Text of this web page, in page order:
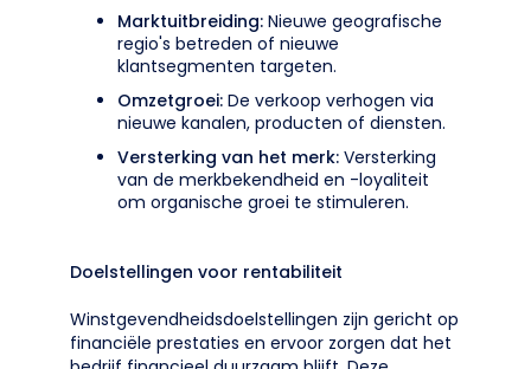
Marktuitbreiding: Nieuwe geografische
regio's betreden of nieuwe
klantsegmenten targeten.
Omzetgroei: De verkoop verhogen via
nieuwe kanalen, producten of diensten.
Versterking van het merk: Versterking
van de merkbekendheid en -loyaliteit
om organische groei te stimuleren.
Doelstellingen voor rentabiliteit
Winstgevendheidsdoelstellingen zijn gericht op
financiële prestaties en ervoor zorgen dat het